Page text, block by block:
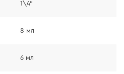
1\4"
8 мл
6 мл